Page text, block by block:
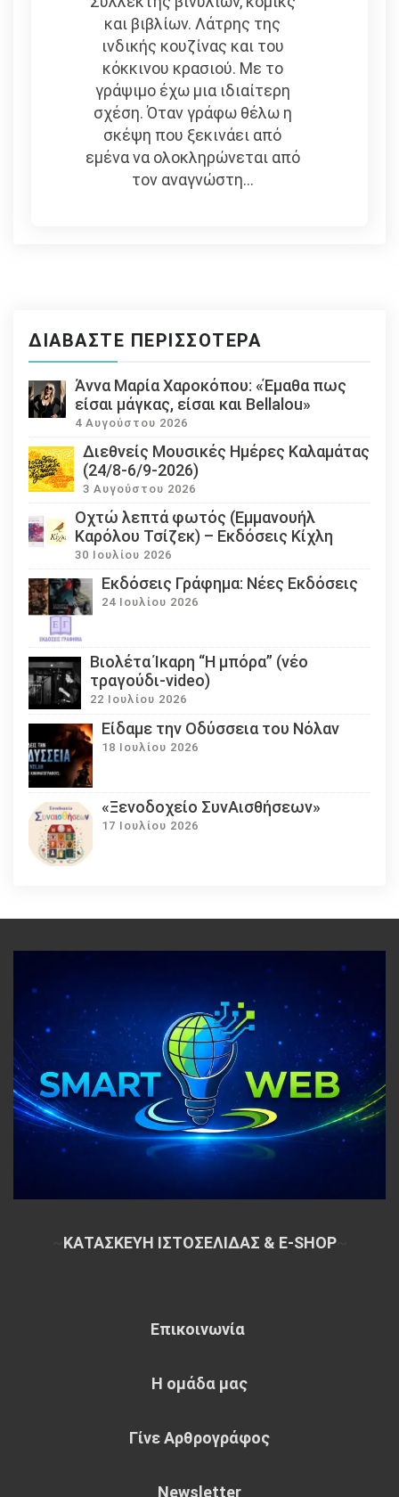
και βιβλίων. Λάτρης της
ινδικής κουζίνας και του
κόκκινου κρασιού. Με το
γράψιμο έχω μια ιδιαίτερη
σχέση. Όταν γράφω θέλω η
σκέψη που ξεκινάει από
εμένα να ολοκληρώνεται από
τον αναγνώστη...
ΔΙΑΒΆΣΤΕ ΠΕΡΙΣΣΌΤΕΡΑ
Άννα Μαρία Χαροκόπου: «Έμαθα πως
είσαι μάγκας, είσαι και Bellalou»
4 Αυγούστου 2026
Διεθνείς Μουσικές Ημέρες Καλαμάτας
(24/8-6/9-2026)
3 Αυγούστου 2026
Οχτώ λεπτά φωτός (Εμμανουήλ
Καρόλου Τσίζεκ) – Εκδόσεις Κίχλη
30 Ιουλίου 2026
Εκδόσεις Γράφημα: Νέες Εκδόσεις
24 Ιουλίου 2026
Βιολέτα Ίκαρη “Η μπόρα” (νέο
τραγούδι-video)
22 Ιουλίου 2026
Eίδαμε την Οδύσσεια του Νόλαν
18 Ιουλίου 2026
«Ξενοδοχείο ΣυνΑισθήσεων»
17 Ιουλίου 2026
ΚΑΤΑΣΚΕΥΗ ΙΣΤΟΣΕΛΙΔΑΣ & E-SHOP~
Επικοινωνία
Η ομάδα μας
Γίνε Αρθρογράφος
Newsletter